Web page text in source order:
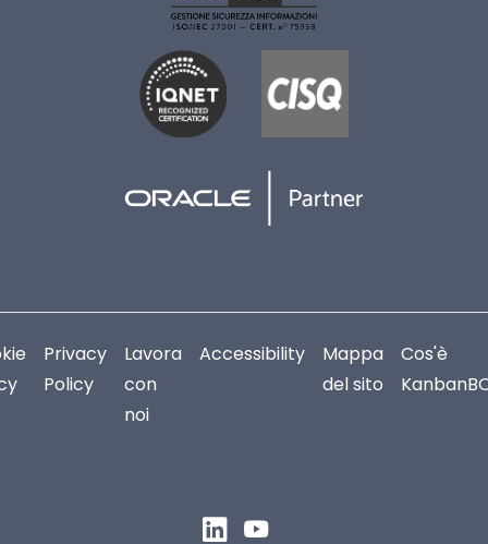
Privacy
Policy
Lavora
con
noi
Accessibility
Mappa
del sito
Cos'è